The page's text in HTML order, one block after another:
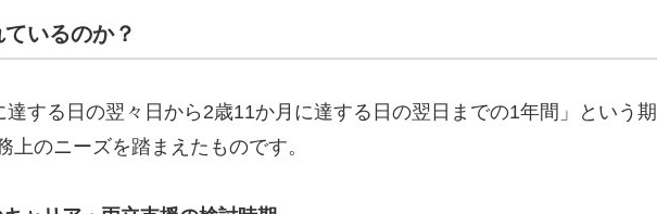
いるのか？
達する日の翌々日から2歳11か月に達する日の翌日までの1年間」という期
上のニーズを踏まえたものです。